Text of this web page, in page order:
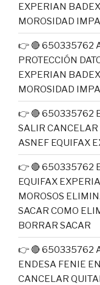
EXPERIAN
MOROSIDAD
👉 🔴 650335762
PROTECCIÓN
EXPERIAN
MOROSIDAD
👉 🔴 650335762
SALIR
ASNEF EQUIFAX
👉 🔴 650335762
EQUIFAX
MOROSOS
SACAR COMO
BORRAR SACAR
👉 🔴 650335762
ENDESA FENIE
CANCELAR